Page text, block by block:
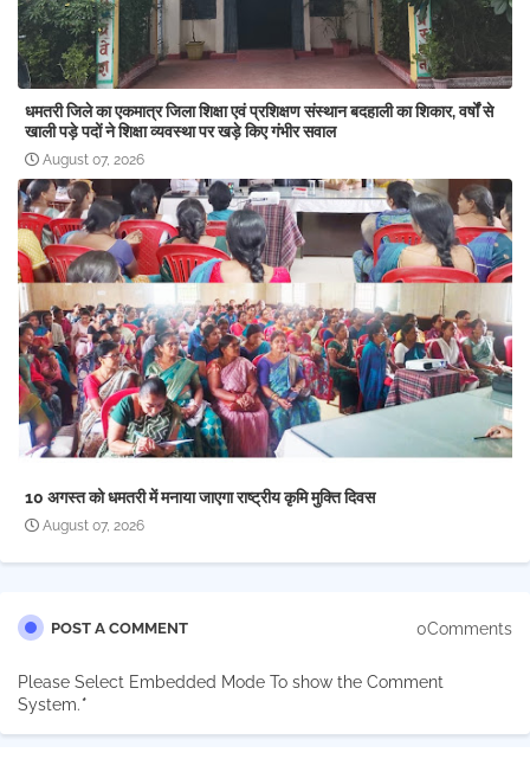
धमतरी जिले का एकमात्र जिला शिक्षा एवं प्रशिक्षण संस्थान बदहाली का शिकार, वर्षों से
खाली पड़े पदों ने शिक्षा व्यवस्था पर खड़े किए गंभीर सवाल
August 07, 2026
10 अगस्त को धमतरी में मनाया जाएगा राष्ट्रीय कृमि मुक्ति दिवस
August 07, 2026
POST A COMMENT 0Comments
Please Select Embedded Mode To show the Comment
System.*